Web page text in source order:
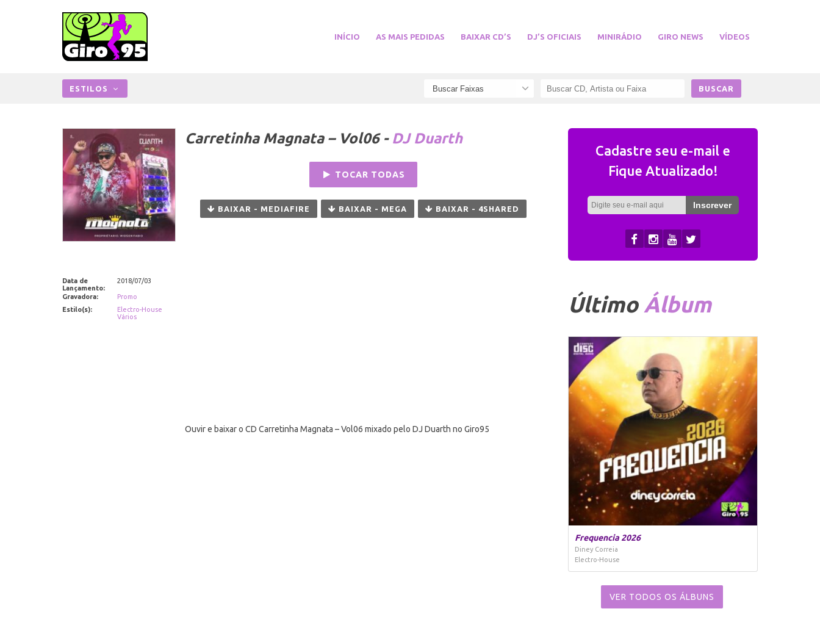
INÍCIO AS MAIS PEDIDAS BAIXAR CD’S DJ’S OFICIAIS MINIRÁDIO GIRO NEWS VÍDEOS
ESTILOS
Data de
Lançamento:
2018/07/03
Gravadora:
Promo
Estilo(s):
Electro-House
Vários
Carretinha Magnata – Vol06 - DJ Duarth
TOCAR TODAS
BAIXAR - MEDIAFIRE BAIXAR - MEGA BAIXAR - 4SHARED
Ouvir e baixar o CD Carretinha Magnata – Vol06 mixado pelo DJ Duarth no Giro95
Cadastre seu e-mail e
Fique Atualizado!
Último Álbum
Frequencia 2026
Diney Correia
Electro-House
VER TODOS OS ÁLBUNS